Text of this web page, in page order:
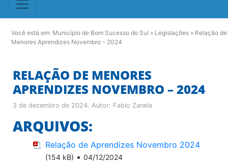
Você está em: Município de Bom Sucesso do Sul » Legislações » Relação de
Menores Aprendizes Novembro – 2024
RELAÇÃO DE MENORES
APRENDIZES NOVEMBRO – 2024
3 de dezembro de 2024. Autor: Fabio Zanela
ARQUIVOS:
Relação de Aprendizes Novembro 2024
(154 kB) • 04/12/2024